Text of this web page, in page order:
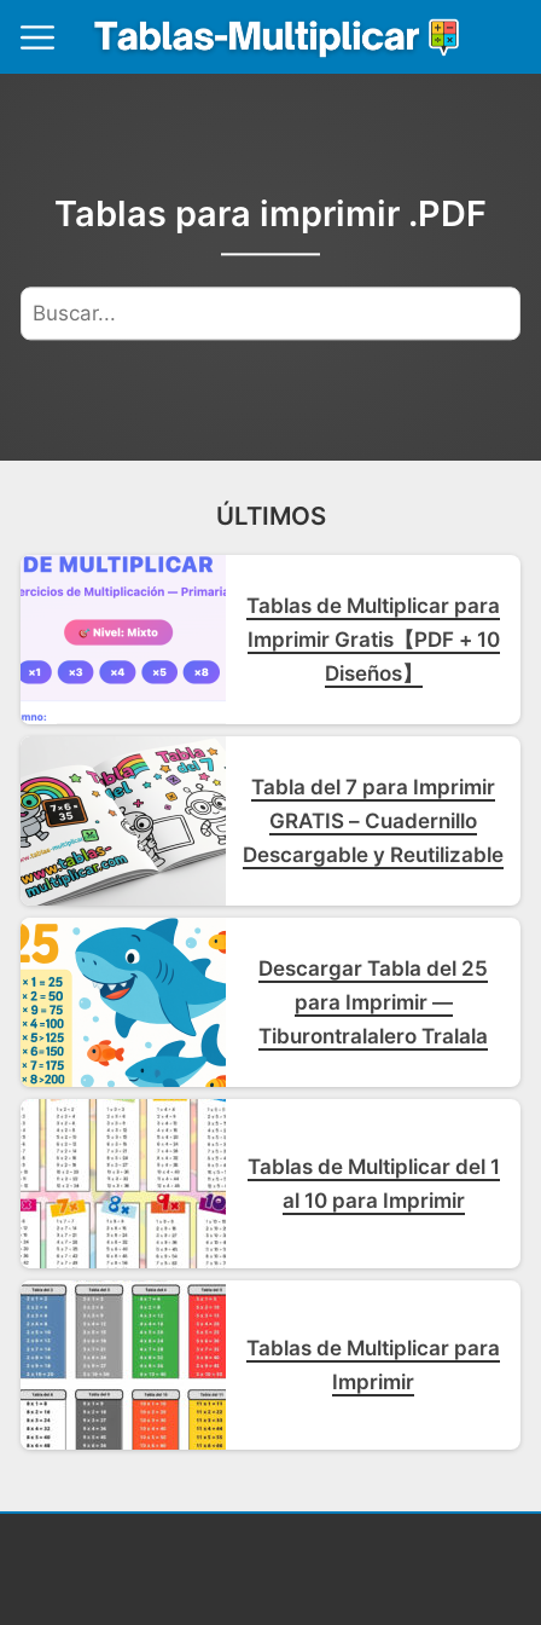
Tablas para imprimir .PDF
ÚLTIMOS
Tablas de Multiplicar para
Imprimir Gratis【PDF + 10
Diseños】
Tabla del 7 para Imprimir
GRATIS – Cuadernillo
Descargable y Reutilizable
Descargar Tabla del 25
para Imprimir —
Tiburontralalero Tralala
Tablas de Multiplicar del 1
al 10 para Imprimir
Tablas de Multiplicar para
Imprimir